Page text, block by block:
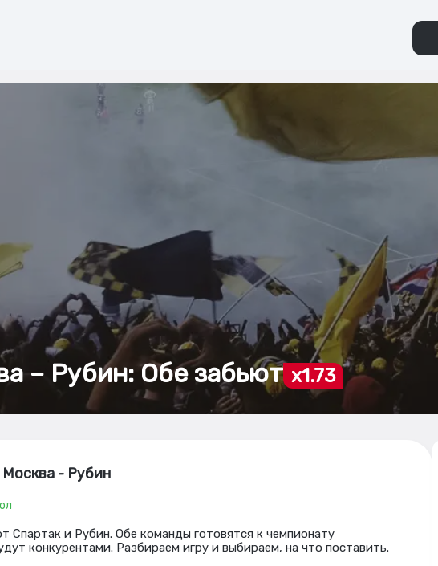
– Рубин: Обе забьют x1.73
Москва - Рубин
Спартак и Рубин. Обе команды готовятся к чемпионату
конкурентами. Разбираем игру и выбираем, на что поставить.